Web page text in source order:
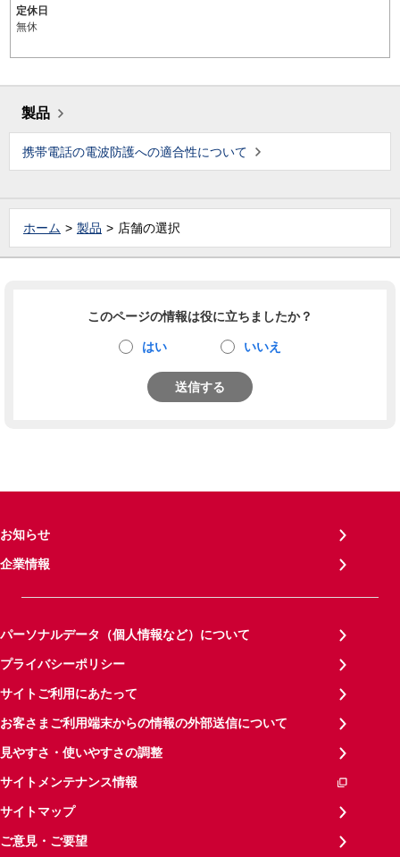
定休日
無休
製品
携帯電話の電波防護への適合性について
ホーム 製品 店舗の選択
このページの情報は役に立ちましたか？
はい いいえ
送信する
お知らせ
企業情報
パーソナルデータ（個人情報など）について
プライバシーポリシー
サイトご利用にあたって
お客さまご利用端末からの情報の外部送信について
見やすさ・使いやすさの調整
サイトメンテナンス情報
サイトマップ
ご意見・ご要望